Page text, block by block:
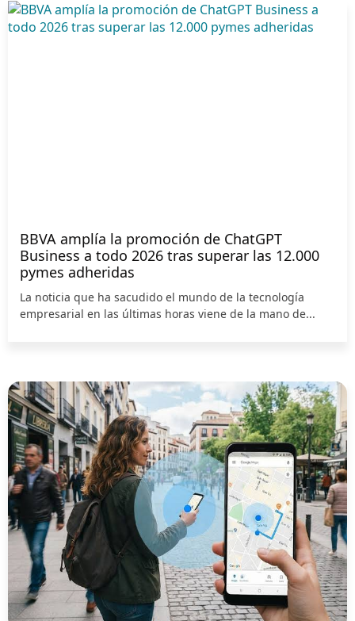
BBVA amplía la promoción de ChatGPT
Business a todo 2026 tras superar las 12.000
pymes adheridas
La noticia que ha sacudido el mundo de la tecnología
empresarial en las últimas horas viene de la mano de...